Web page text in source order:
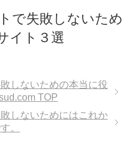
で失敗しないため
イト３選
しないための本当に役
TOP
しないためにはこれか
。